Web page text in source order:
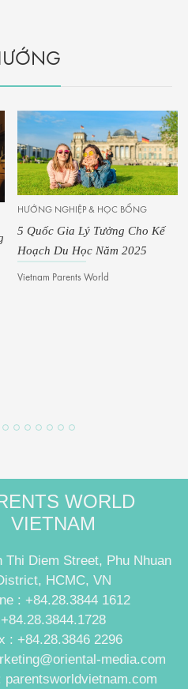
HƯỚNG NGHIỆP & HỌC BỔNG
5 Quốc Gia Lý Tưởng Cho Kế
Hoạch Du Học Năm 2025
Vietnam Parents World
WORLD
VIETNAM
Thi Diem Street, Phu Nhuan
HCMC, VN
: +84.28.3844 1612
+84.28.3844.1728
: +84.28.3846 2296
media.com
parentsworldvietnam.com